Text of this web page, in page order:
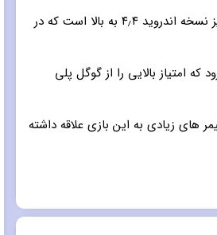
نسخه اندروید مورد نیاز برای پشتیبانی این بازی شگفت انگیز نسخه اندروید ۴٫۴ به بالا است که در
امتیاز بالایی را از گوگل پلی
گیمر های زیادی به این بازی علاقه داشته